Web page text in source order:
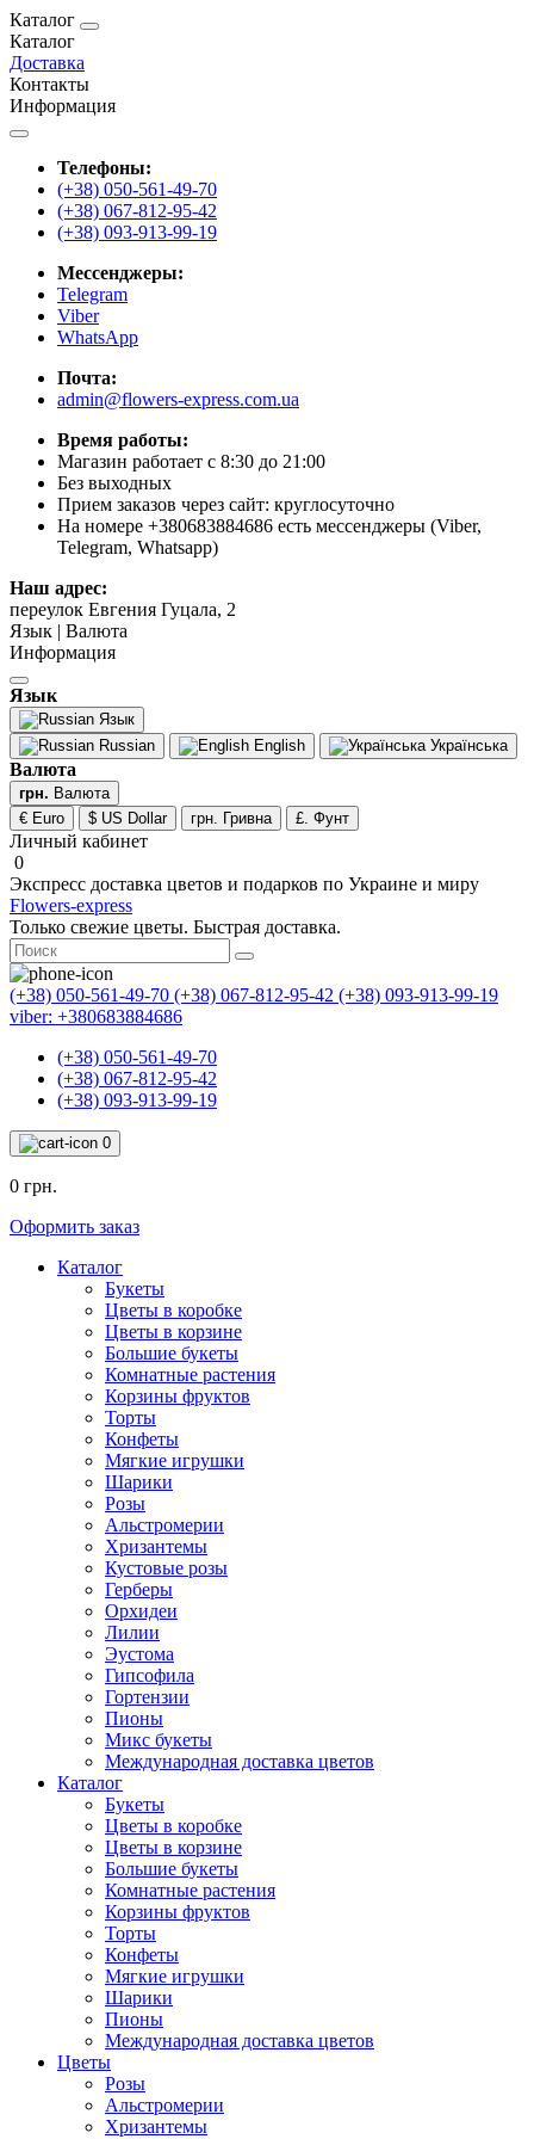
Каталог
Каталог
Доставка
Контакты
Информация
Телефоны:
(+38) 050-561-49-70
(+38) 067-812-95-42
(+38) 093-913-99-19
Мессенджеры:
Telegram
Viber
WhatsApp
Почта:
admin@flowers-express.com.ua
Время работы:
Магазин работает с 8:30 до 21:00
Без выходных
Прием заказов через сайт: круглосуточно
На номере +380683884686 есть мессенджеры (Viber,
Telegram, Whatsapp)
Наш адрес:
переулок Евгения Гуцала, 2
Язык | Валюта
Информация
Язык
Язык
Russian
English Українська
Валюта
грн. Валюта
€ Euro
$ US Dollar грн. Гривна £. Фунт
Личный кабинет
0
Экспресс доставка цветов и подарков по Украине и миру
Flowers-express
Только свежие цветы. Быстрая доставка.
(+38) 050-561-49-70 (+38) 067-812-95-42 (+38) 093-913-99-19
viber: +380683884686
(+38) 050-561-49-70
(+38) 067-812-95-42
(+38) 093-913-99-19
0
0 грн.
Оформить заказ
Каталог
Букеты
Цветы в коробке
Цветы в корзине
Большие букеты
Комнатные растения
Корзины фруктов
Торты
Конфеты
Мягкие игрушки
Шарики
Розы
Альстромерии
Хризантемы
Кустовые розы
Герберы
Орхидеи
Лилии
Эустома
Гипсофила
Гортензии
Пионы
Микс букеты
Международная доставка цветов
Каталог
Букеты
Цветы в коробке
Цветы в корзине
Большие букеты
Комнатные растения
Корзины фруктов
Торты
Конфеты
Мягкие игрушки
Шарики
Пионы
Международная доставка цветов
Цветы
Розы
Альстромерии
Хризантемы